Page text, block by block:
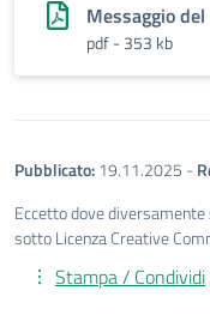
Messaggio
pdf - 353 kb
Pubblicato:19.11.2025 -
Eccetto dove
sotto Licenza Creative
Stampa / Condividi